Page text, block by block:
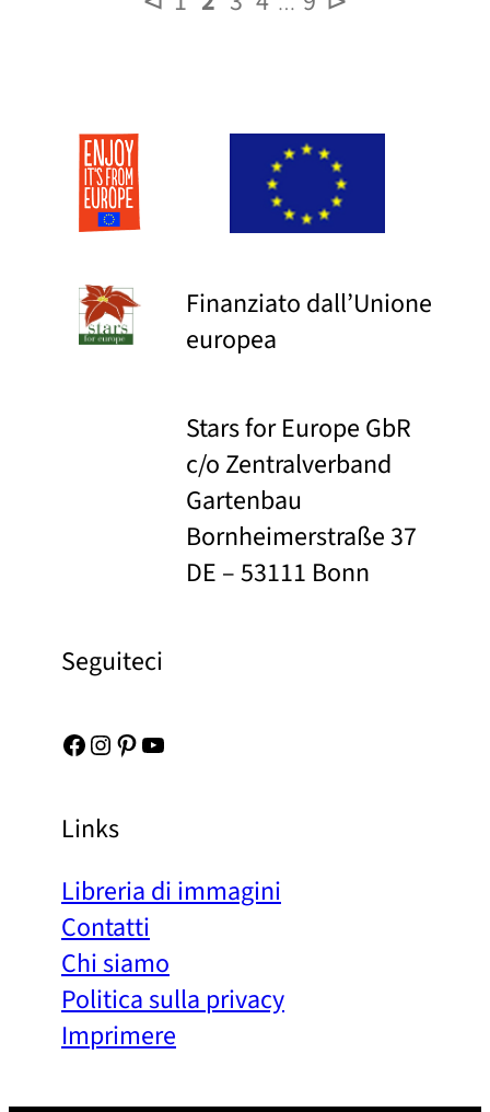
Finanziato dall’Unione
europea
Stars for Europe GbR
c/o Zentralverband
Gartenbau
Bornheimerstraße 37
DE – 53111 Bonn
Seguiteci
Facebook Instagram Pinterest YouTube
Links
Libreria di immagini
Contatti
Chi siamo
Politica sulla privacy
Imprimere